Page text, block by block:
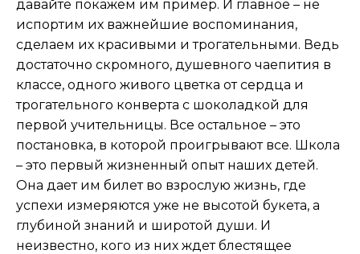
давайте покажем им пример. И главное – не
испортим их важнейшие воспоминания,
сделаем их красивыми и трогательными. Ведь
достаточно скромного, душевного чаепития в
классе, одного живого цветка от сердца и
трогательного конверта с шоколадкой для
первой учительницы. Все остальное – это
постановка, в которой проигрывают все. Школа
– это первый жизненный опыт наших детей.
Она дает им билет во взрослую жизнь, где
успехи измеряются уже не высотой букета, а
глубиной знаний и широтой души. И
неизвестно, кого из них ждет блестящее